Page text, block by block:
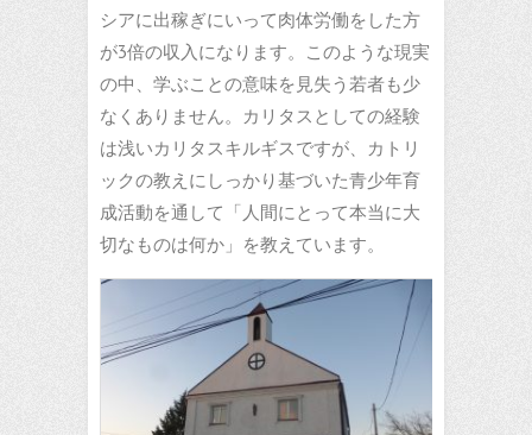
シアに出稼ぎにいって肉体労働をした方
が3倍の収入になります。このような現実
の中、学ぶことの意味を見失う若者も少
なくありません。カリタスとしての経験
は浅いカリタスキルギスですが、カトリ
ックの教えにしっかり基づいた青少年育
成活動を通して「人間にとって本当に大
切なものは何か」を教えています。